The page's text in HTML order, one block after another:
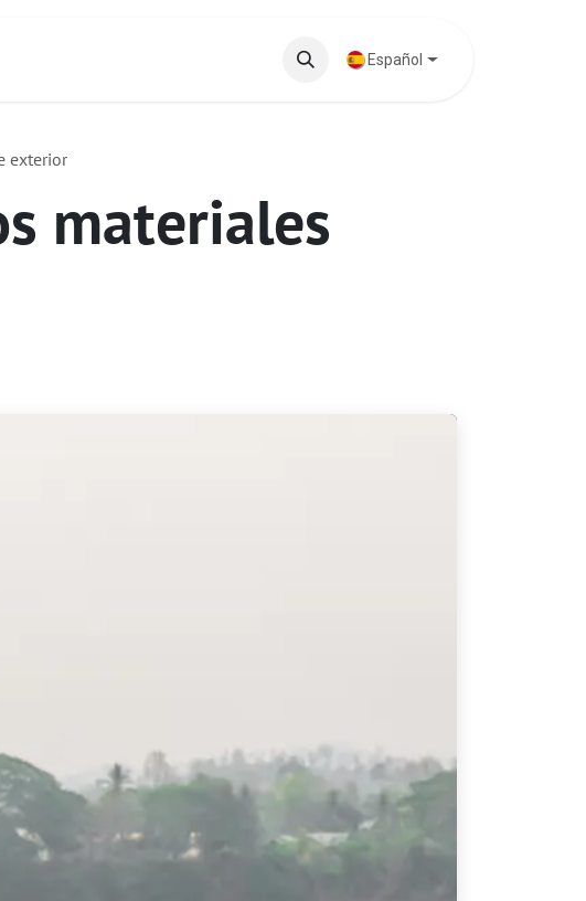
Base de Conocimientos
Español
exterior
materiales